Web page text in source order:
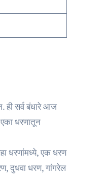
ही सर्व बंधारे आज
धरणातून
धरणांमध्ये, एक धरण
दुधवा धरण, गांगरेल